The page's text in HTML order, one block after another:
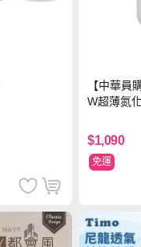
【中華員
W超薄氮
$1,090
免運